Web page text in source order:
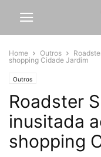
Home Outros
shopping Cidade Jardim
Outros
Roadster
inusitada
shopping